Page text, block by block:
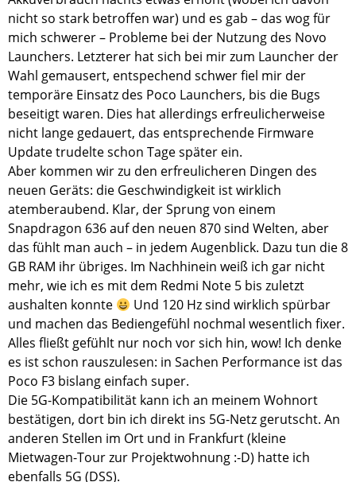
nicht so stark betroffen war) und es gab – das wog für
mich schwerer – Probleme bei der Nutzung des Novo
Launchers. Letzterer hat sich bei mir zum Launcher der
Wahl gemausert, entspechend schwer fiel mir der
temporäre Einsatz des Poco Launchers, bis die Bugs
beseitigt waren. Dies hat allerdings erfreulicherweise
nicht lange gedauert, das entsprechende Firmware
Update trudelte schon Tage später ein.
Aber kommen wir zu den erfreulicheren Dingen des
neuen Geräts: die Geschwindigkeit ist wirklich
atemberaubend. Klar, der Sprung von einem
Snapdragon 636 auf den neuen 870 sind Welten, aber
das fühlt man auch – in jedem Augenblick. Dazu tun die 8
GB RAM ihr übriges. Im Nachhinein weiß ich gar nicht
mehr, wie ich es mit dem Redmi Note 5 bis zuletzt
aushalten konnte
Und 120 Hz sind wirklich spürbar
und machen das Bediengefühl nochmal wesentlich fixer.
Alles fließt gefühlt nur noch vor sich hin, wow! Ich denke
es ist schon rauszulesen: in Sachen Performance ist das
Poco F3 bislang einfach super.
Die 5G-Kompatibilität kann ich an meinem Wohnort
bestätigen, dort bin ich direkt ins 5G-Netz gerutscht. An
anderen Stellen im Ort und in Frankfurt (kleine
Mietwagen-Tour zur Projektwohnung :-D) hatte ich
ebenfalls 5G (DSS).